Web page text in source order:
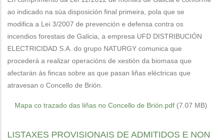
ao indicado na súa disposición final primeira, pola que se
modifica a Lei 3/2007 de prevención e defensa contra os
incendios forestais de Galicia, a empresa UFD DISTRIBUCIÓN
ELECTRICIDAD S.A. do grupo NATURGY comunica que
procederá a realizar operacións de xestión da biomasa que
afectarán ás fincas sobre as que pasan liñas eléctricas que
atravesan o Concello de Brión.
Mapa co trazado das liñas no Concello de Brión.pdf (7.07 MB)
LISTAXES PROVISIONAIS DE ADMITIDOS E NON